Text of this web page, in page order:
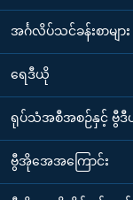
အင်္ဂလိပ်သင်ခန်းစာများ
ရေဒီယို
ရုပ်သံအစီအစဉ်နှင့် ဗွီဒီ
ဗွီအိုအေအကြောင်း